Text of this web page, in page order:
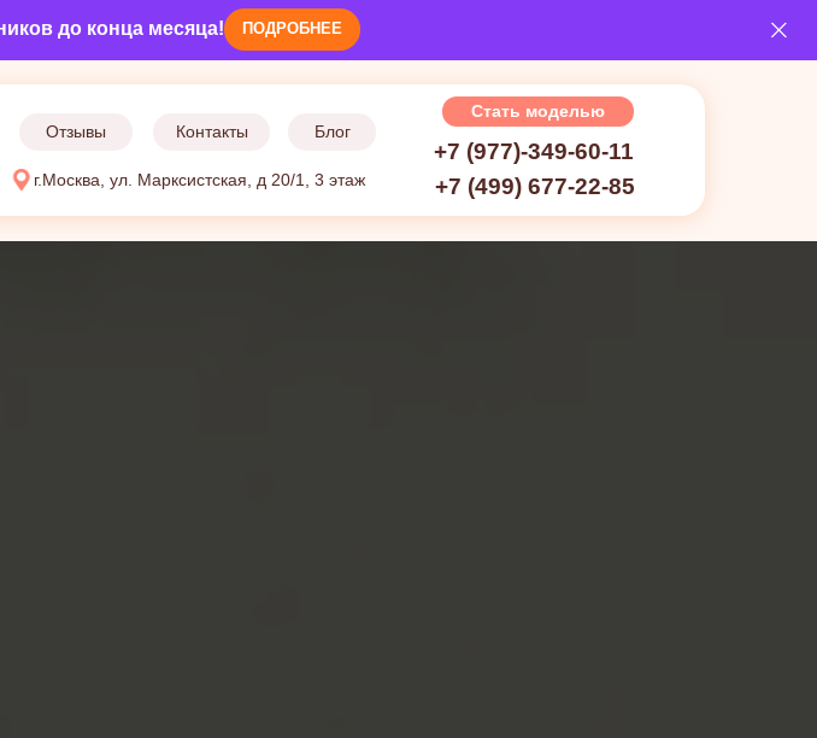
до конца месяца! ПОДРОБНЕЕ
г.Москва, ул. Марксистская, д 20/1, 3 этаж
Отзывы Контакты Блог
+7 (499) 677-22-85
+7 (977)-349-60-11
Стать моделью